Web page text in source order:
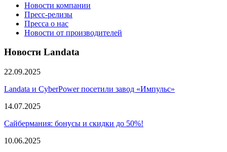
Новости компании
Пресс-релизы
Пресса о нас
Новости от производителей
Новости Landata
22.09.2025
Landata и CyberPower посетили завод «Импульс»
14.07.2025
Сайбермания: бонусы и скидки до 50%!
10.06.2025